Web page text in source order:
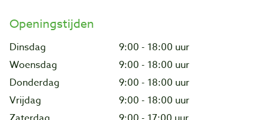
Openingstijden
Dinsdag
9:00 - 18:00 uur
Woensdag
9:00 - 18:00 uur
Donderdag
9:00 - 18:00 uur
Vrijdag
9:00 - 18:00 uur